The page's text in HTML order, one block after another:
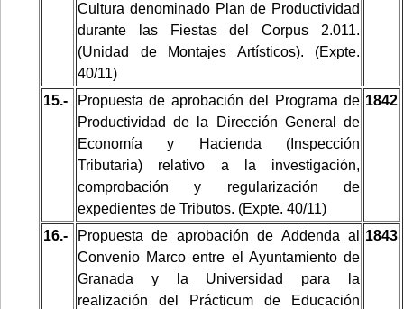
Cultura denominado Plan de Productividad
durante las Fiestas del Corpus 2.011.
(Unidad de Montajes Artísticos). (Expte.
40/11)
15.-
Propuesta de aprobación del Programa de
Productividad de la Dirección General de
Economía y Hacienda (Inspección
Tributaria) relativo a la investigación,
comprobación y regularización de
expedientes de Tributos. (Expte. 40/11)
1842
16.-
Propuesta de aprobación de Addenda al
Convenio Marco entre el Ayuntamiento de
Granada y la Universidad para la
realización del Prácticum de Educación
1843